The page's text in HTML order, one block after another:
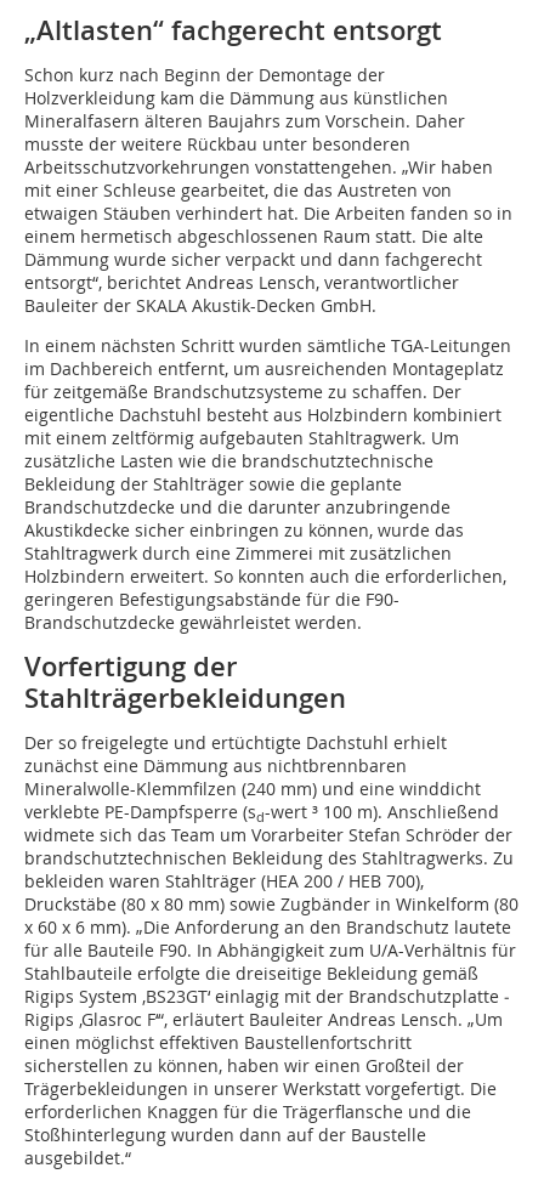
„Altlasten“ fachgerecht entsorgt
Schon kurz nach Beginn der Demontage der
Holzverkleidung kam die Dämmung aus künstlichen
Mineralfasern älteren Baujahrs zum Vorschein. Daher
musste der weitere Rückbau unter besonderen
Arbeitsschutzvorkehrungen vonstattengehen. „Wir haben
mit einer Schleuse gearbeitet, die das Austreten von
etwaigen Stäuben verhindert hat. Die Arbeiten fanden so in
einem hermetisch abgeschlossenen Raum statt. Die alte
Dämmung wurde sicher verpackt und dann fachgerecht
entsorgt“, berichtet Andreas Lensch, verantwortlicher
Bauleiter der SKALA Akustik-Decken GmbH.
In einem nächsten Schritt wurden sämtliche TGA-Leitungen
im Dachbereich entfernt, um ausreichenden Montageplatz
für zeitgemäße Brandschutzsysteme zu schaffen. Der
eigentliche Dachstuhl besteht aus Holzbindern kombiniert
mit einem zeltförmig aufgebauten Stahltragwerk. Um
zusätzliche Lasten wie die brandschutztechnische
Bekleidung der Stahlträger sowie die geplante
Brandschutzdecke und die darunter anzubringende
Akustikdecke sicher einbringen zu können, wurde das
Stahltragwerk durch eine Zimmerei mit zusätzlichen
Holzbindern erweitert. So konnten auch die erforderlichen,
geringeren Befestigungsabstände für die F90-
Brandschutzdecke gewährleistet werden.
Vorfertigung der
Stahlträgerbekleidungen
Der so freigelegte und ertüchtigte Dachstuhl erhielt
zunächst eine Dämmung aus nichtbrennbaren
Mineralwolle-Klemmfilzen (240 mm) und eine winddicht
verklebte PE-Dampfsperre (sd-wert ³ 100 m). Anschließend
widmete sich das Team um Vorarbeiter Stefan Schröder der
brandschutztechnischen Bekleidung des Stahltragwerks. Zu
bekleiden waren Stahlträger (HEA 200 / HEB 700),
Druckstäbe (80 x 80 mm) sowie Zugbänder in Winkelform (80
x 60 x 6 mm). „Die Anforderung an den Brandschutz lautete
für alle Bauteile F90. In Abhängigkeit zum U/A-Verhältnis für
Stahlbauteile erfolgte die dreiseitige Bekleidung gemäß
Rigips System ‚BS23GT‘ einlagig mit der Brandschutzplatte ­
Rigips ‚Glasroc F‘“, erläutert Bauleiter Andreas Lensch. „Um
einen möglichst effektiven Baustellenfortschritt
sicherstellen zu können, haben wir einen Großteil der
Trägerbekleidungen in unserer Werkstatt vorgefertigt. Die
erforderlichen Knaggen für die Trägerflansche und die
Stoßhinterlegung wurden dann auf der Baustelle
ausgebildet.“